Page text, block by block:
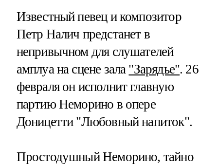
Известный певец и композитор
Петр Налич предстанет в
непривычном для слушателей
амплуа на сцене зала "Зарядье". 26
февраля он исполнит главную
партию Неморино в опере
Доницетти "Любовный напиток".
Простодушный Неморино, тайно